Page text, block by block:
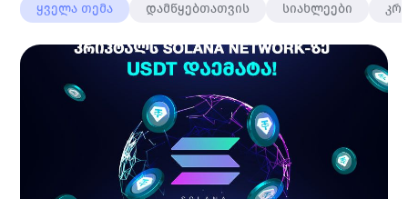
ყველა თემა დამწყებთათვის სიახლეები